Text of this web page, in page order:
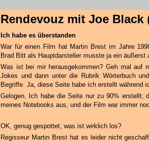
Rendevouz mit Joe Black
Ich habe es überstanden
War für einen Film hat Martin Brest im Jahre
Brad Bitt als Hauptdarsteller musste ja ein
Was ist bei mir herausgekommen? Geh mal auf
Jokes und dann unter die Rubrik Wörterbuch
Begriffe. Ja, diese Seite habe ich erstellt während
Gelogen. Ich habe die Seite nur zu 90% erstellt;
meines Notebooks aus, und der Film war immer
OK, genug gespottet, was ist wirklich los?
Regisseur Martin Brest hat es leider nicht